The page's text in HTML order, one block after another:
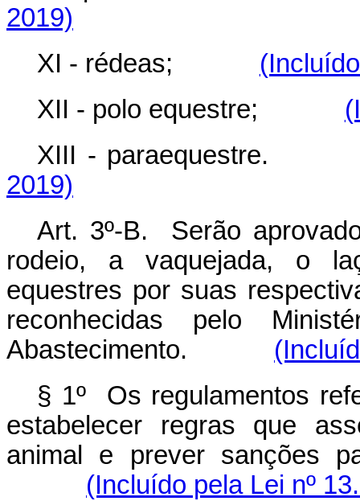
2019)
XI - rédeas;
XII - polo equestre;
XIII - paraequestre.
2019)
Art. 3º-B. Serão
rodeio, a vaquejada, o
equestres por suas
reconhecidas pelo
Abastecimento.
§ 1º Os regulamentos
estabelecer regras que
animal e prever sanções
(Incluído pela Lei nº